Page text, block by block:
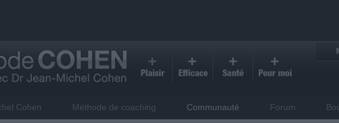
Cohen Méthode de coaching Communauté Forum